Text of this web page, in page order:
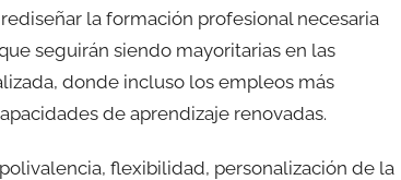
la formación profesional necesaria
seguirán siendo mayoritarias en las
donde incluso los empleos más
de aprendizaje renovadas.
flexibilidad, personalización de la